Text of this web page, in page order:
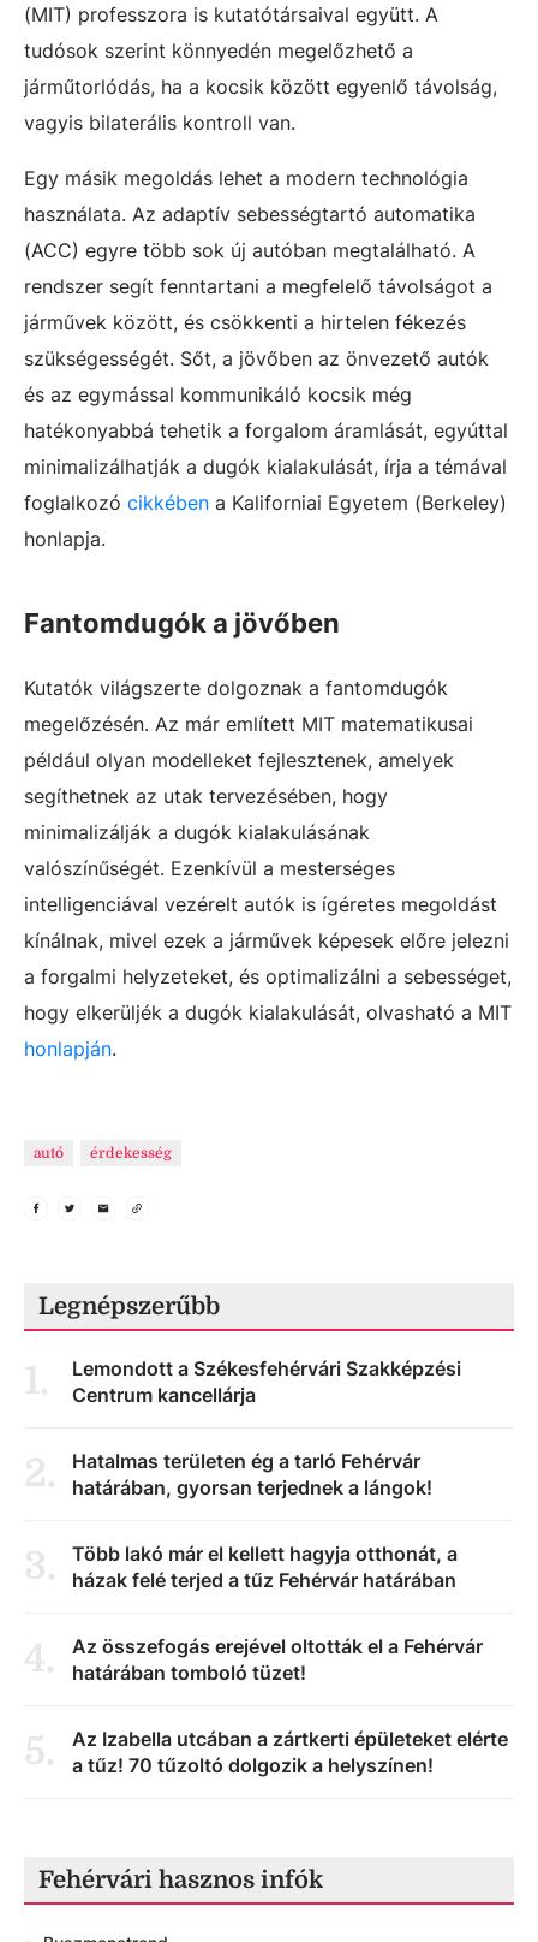
(MIT) professzora is kutatótársaival együtt. A
tudósok szerint könnyedén megelőzhető a
járműtorlódás, ha a kocsik között egyenlő távolság,
vagyis bilaterális kontroll van.
Egy másik megoldás lehet a modern technológia
használata. Az adaptív sebességtartó automatika
(ACC) egyre több sok új autóban megtalálható. A
rendszer segít fenntartani a megfelelő távolságot a
járművek között, és csökkenti a hirtelen fékezés
szükségességét. Sőt, a jövőben az önvezető autók
és az egymással kommunikáló kocsik még
hatékonyabbá tehetik a forgalom áramlását, egyúttal
minimalizálhatják a dugók kialakulását, írja a témával
foglalkozó cikkében a Kaliforniai Egyetem (Berkeley)
honlapja.
Fantomdugók a jövőben
Kutatók világszerte dolgoznak a fantomdugók
megelőzésén. Az már említett MIT matematikusai
például olyan modelleket fejlesztenek, amelyek
segíthetnek az utak tervezésében, hogy
minimalizálják a dugók kialakulásának
valószínűségét. Ezenkívül a mesterséges
intelligenciával vezérelt autók is ígéretes megoldást
kínálnak, mivel ezek a járművek képesek előre jelezni
a forgalmi helyzeteket, és optimalizálni a sebességet,
hogy elkerüljék a dugók kialakulását, olvasható a MIT
honlapján.
autó érdekesség
Legnépszerűbb
1.
Lemondott a Székesfehérvári Szakképzési
Centrum kancellárja
2.
Hatalmas területen ég a tarló Fehérvár
határában, gyorsan terjednek a lángok!
3.
Több lakó már el kellett hagyja otthonát, a
házak felé terjed a tűz Fehérvár határában
4.
Az összefogás erejével oltották el a Fehérvár
határában tomboló tüzet!
5.
Az Izabella utcában a zártkerti épületeket elérte
a tűz! 70 tűzoltó dolgozik a helyszínen!
Fehérvári hasznos infók